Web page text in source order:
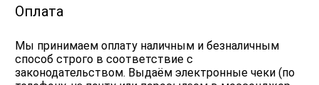
Оплата
Мы принимаем оплату наличным и безналичным
способ строго в соответствие с
законодательством. Выдаём электронные чеки (по